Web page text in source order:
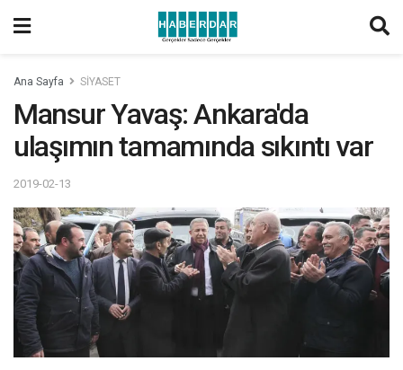
Ana Sayfa SİYASET
Mansur Yavaş: Ankara'da
ulaşımın tamamında sıkıntı var
2019-02-13